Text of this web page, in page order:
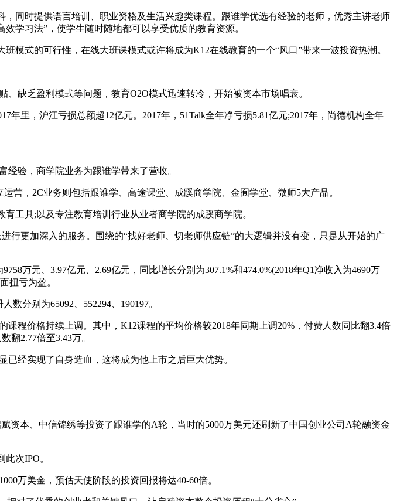
时提供语言培训、职业资格及生活兴趣类课程。跟谁学优选有经验的老师，优秀主讲老师
学习法”，使学生随时随地都可以享受优质的教育资源。
式的可行性，在线大班课模式或许将成为K12在线教育的一个“风口”带来一波投资热潮。
缺乏盈利模式等问题，教育O2O模式迅速转冷，开始被资本市场唱衰。
里，沪江亏损总额超12亿元。2017年，51Talk全年净亏损5.81亿元;2017年，尚德机构全年
验，商学院业务为跟谁学带来了营收。
，2C业务则包括跟谁学、高途课堂、成蹊商学院、金囿学堂、微师5大产品。
具;以及专注教育培训行业从业者商学院的成蹊商学院。
更加深入的服务。围绕的“找好老师、切老师供应链”的大逻辑并没有变，只是从开始的广
万元、3.97亿元、2.69亿元，同比增长分别为307.1%和474.0%(2018年Q1净收入为4690万
扭亏为盈。
分别为65092、552294、190197。
价格持续上调。其中，K12课程的平均价格较2018年同期上调20%，付费人数同比翻3.4倍
翻2.77倍至3.43万。
经实现了自身造血，这将成为他上市之后巨大优势。
本、中信锦绣等投资了跟谁学的A轮，当时的5000万美元还刷新了中国创业公司A轮融资金
次IPO。
万美金，预估天使阶段的投资回报将达40-60倍。